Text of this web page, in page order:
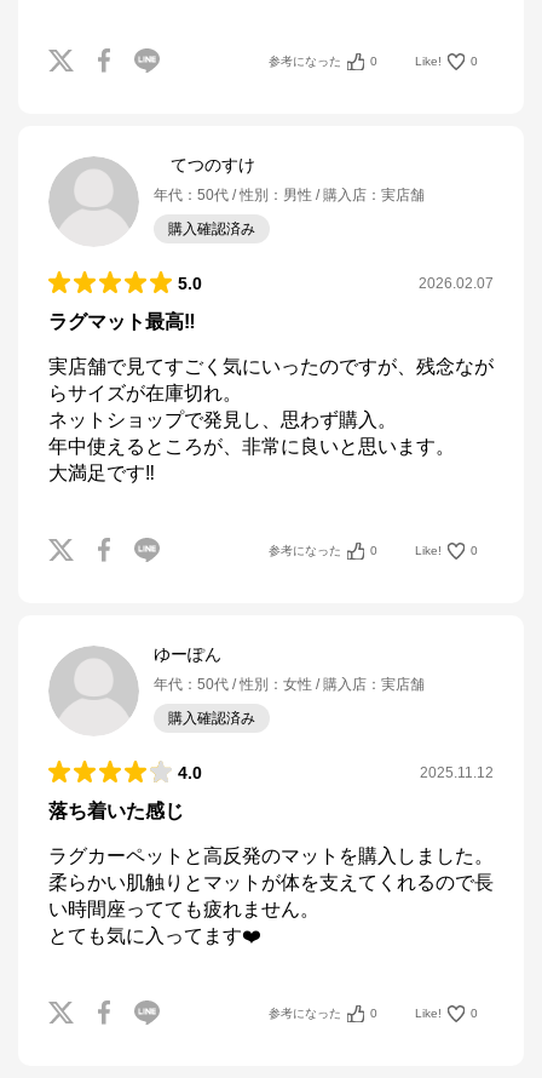
参考になった 0 Like! 0
てつのすけ
年代 ： 50代 性別 ： 男性 購入店 ： 実店舗
購入確認済み
5.0 2026.02.07
ラグマット最高‼️
実店舗で見てすごく気にいったのですが、残念なが
らサイズが在庫切れ。
ネットショップで発見し、思わず購入。
年中使えるところが、非常に良いと思います。
大満足です‼️
参考になった 0 Like! 0
ゆーぽん
年代 ： 50代 性別 ： 女性 購入店 ： 実店舗
購入確認済み
4.0 2025.11.12
落ち着いた感じ
ラグカーペットと高反発のマットを購入しました。
柔らかい肌触りとマットが体を支えてくれるので長
い時間座ってても疲れません。
とても気に入ってます❤️
参考になった 0 Like! 0